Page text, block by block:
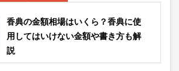
香典の金額相場はいくら？香典に使
用してはいけない金額や書き方も解
説